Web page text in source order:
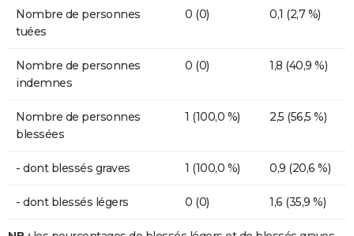
Nombre de personnes
tuées
0 (0) 0,1 (2,7 %)
Nombre de personnes
indemnes
0 (0) 1,8 (40,9 %)
Nombre de personnes
blessées
1 (100,0 %) 2,5 (56,5 %)
- dont blessés graves 1 (100,0 %) 0,9 (20,6 %)
- dont blessés légers 0 (0) 1,6 (35,9 %)